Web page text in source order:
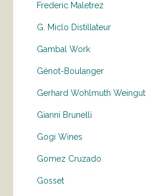
Frederic Maletrez
G. Miclo Distillateur
Gambal Work
Génot-Boulanger
Gerhard Wohlmuth Weingut
Gianni Brunelli
Gogi Wines
Gomez Cruzado
Gosset